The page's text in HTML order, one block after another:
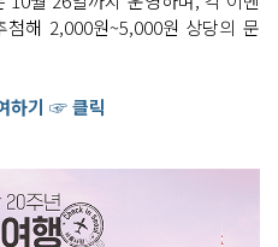
해 2,000원~5,000원 상당의 문
하기 ☞ 클릭